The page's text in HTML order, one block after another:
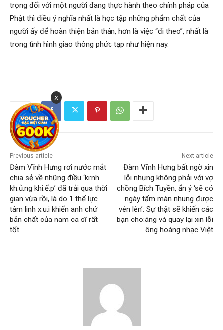
trọng đối với một người đang thực hành theo chính pháp của
Phật thì điều ý nghĩa nhất là học tập những phẩm chất của
người ấy để hoàn thiện bản thân, hơn là việc “đi theo”, nhất là
trong tình hình giao thông phức tạp như hiện nay.
Previous article
Đàm Vĩnh Hưng rơi nước mắt
chia sẻ về những điều ‘ki:nh
kh:ủ:ng khi:ế:p’ đã trải qua thời
gian vừa rồi, là do 1 thế lực
tâm linh x:u:i khiến anh chứ
bản chất của nam ca sĩ rất
tốt
Next article
Đàm Vĩnh Hưng bất ngờ xin
lỗi nhưng không phải với vợ
chồng Bích Tuyền, ẩn ý ‘sẽ có
ngày tấm màn nhung được
vén lên’: Sự thật sẽ khiến các
bạn cho:áng và quay lại xin lỗi
ông hoàng nhạc Việt
x